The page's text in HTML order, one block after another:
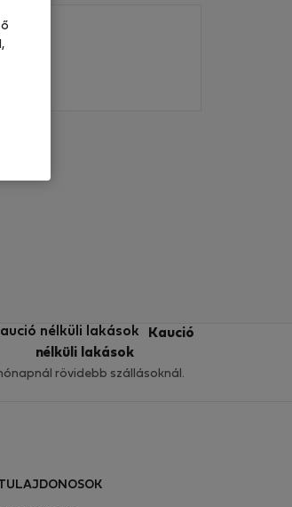
Kaució
nélküli lakások
rövidebb szállásoknál.